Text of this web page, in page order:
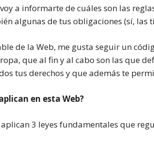
a informarte de cuáles son las
algunas de tus obligaciones (sí, las
de la Web, me gusta seguir un
que al fin y al cabo son las que
tus derechos y que además te
en esta Web?
aplican 3 leyes fundamentales que